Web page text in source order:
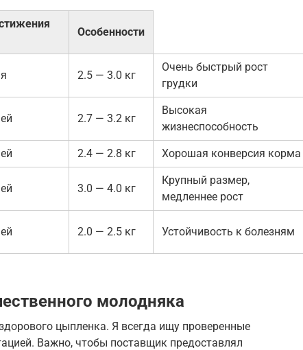
Особенности
2.5 — 3.0 кг
Очень быстрый рост
грудки
2.7 — 3.2 кг
Высокая
жизнеспособность
2.4 — 2.8 кг Хорошая конверсия корма
3.0 — 4.0 кг
Крупный размер,
медленнее рост
2.0 — 2.5 кг Устойчивость к болезням
молодняка
цыпленка. Я всегда ищу проверенные
Важно, чтобы поставщик предоставлял